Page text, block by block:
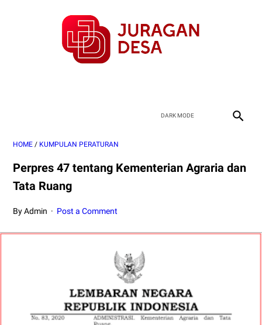
HOME / KUMPULAN PERATURAN
Perpres 47 tentang Kementerian Agraria dan
Tata Ruang
By Admin Post a Comment